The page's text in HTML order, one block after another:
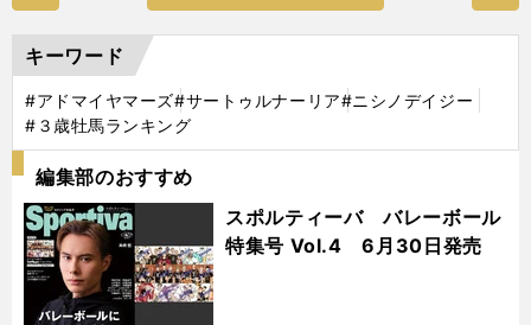
キーワード
#アドマイヤマーズ#サートゥルナーリア#ニシノデイジー
#３歳牡馬ランキング
編集部のおすすめ
スポルティーバ バレーボール
特集号 Vol.4 6月30日発売